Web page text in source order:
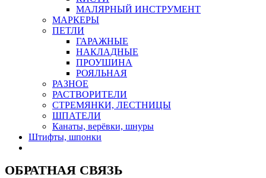
МАЛЯРНЫЙ ИНСТРУМЕНТ
МАРКЕРЫ
ПЕТЛИ
ГАРАЖНЫЕ
НАКЛАДНЫЕ
ПРОУШИНА
РОЯЛЬНАЯ
РАЗНОЕ
РАСТВОРИТЕЛИ
СТРЕМЯНКИ, ЛЕСТНИЦЫ
ШПАТЕЛИ
Канаты, верёвки, шнуры
Штифты, шпонки
ОБРАТНАЯ СВЯЗЬ